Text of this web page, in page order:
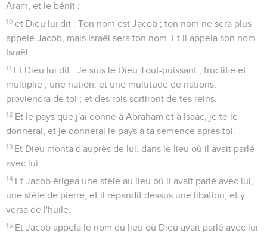
Aram, et le bénit ;
10 et Dieu lui dit : Ton nom est Jacob ; ton nom ne sera plus
appelé Jacob, mais Israël sera ton nom. Et il appela son nom
Israël.
11 Et Dieu lui dit : Je suis le Dieu Tout-puissant ; fructifie et
multiplie ; une nation, et une multitude de nations,
proviendra de toi ; et des rois sortiront de tes reins.
12 Et le pays que j'ai donné à Abraham et à Isaac, je te le
donnerai, et je donnerai le pays à ta semence après toi.
13 Et Dieu monta d'auprès de lui, dans le lieu où il avait parlé
avec lui.
14 Et Jacob érigea une stèle au lieu où il avait parlé avec lui,
une stèle de pierre, et il répandit dessus une libation, et y
versa de l'huile.
15 Et Jacob appela le nom du lieu où Dieu avait parlé avec lui